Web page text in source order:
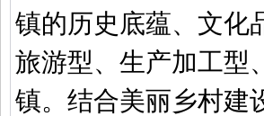
镇的历史底蕴、文化
旅游型、生产加工型
镇。结合美丽乡村建